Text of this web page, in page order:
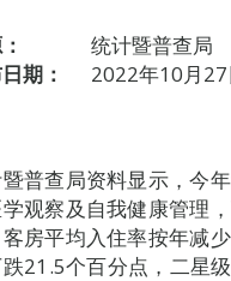
统计暨普查局
期：
2022年10月
普查局资料显示，今
观察及自我健康管理
房平均入住率按年减
21.5个百分点，二星